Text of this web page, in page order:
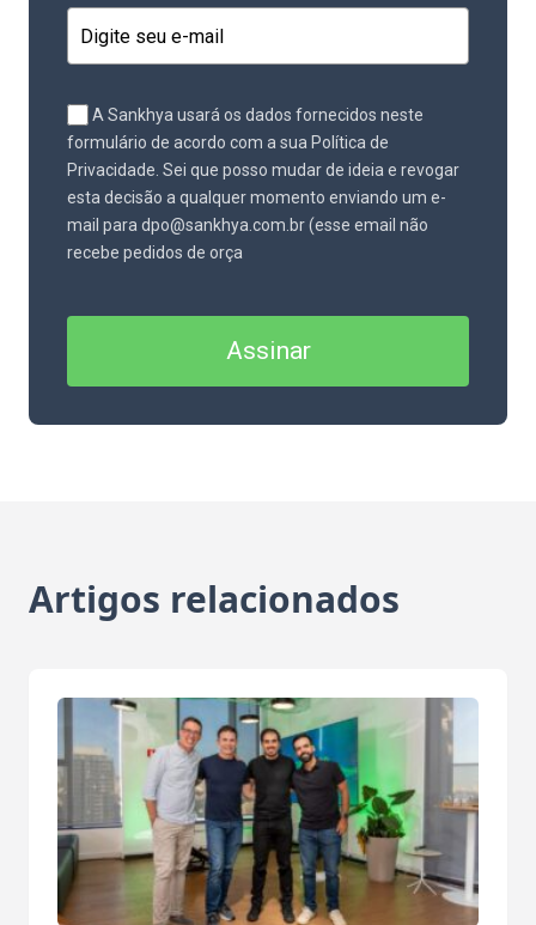
A Sankhya usará os dados fornecidos neste
formulário de acordo com a sua Política de
Privacidade. Sei que posso mudar de ideia e revogar
esta decisão a qualquer momento enviando um e-
mail para dpo@sankhya.com.br (esse email não
recebe pedidos de orça
Assinar
Artigos relacionados